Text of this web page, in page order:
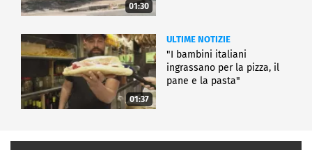
01:30
01:37
ULTIME NOTIZIE
"I bambini italiani
ingrassano per la pizza, il
pane e la pasta"